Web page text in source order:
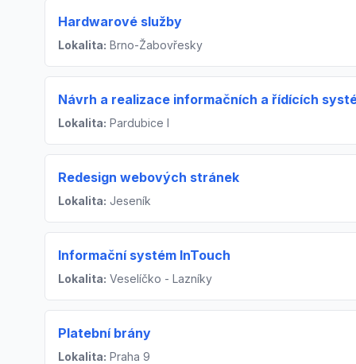
Hardwarové služby
Lokalita: Brno-Žabovřesky
Návrh a realizace informačních a řídících
Lokalita: Pardubice I
Redesign webových stránek
Lokalita: Jeseník
Informační systém InTouch
Lokalita: Veselíčko - Lazníky
Platební brány
Lokalita: Praha 9